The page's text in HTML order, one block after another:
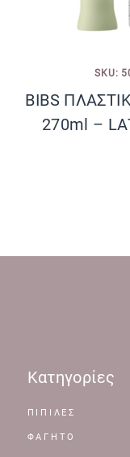
SKU:
BIBS
270ml –
Κατηγορίες
ΠΙΠΙΛΕΣ
ΦΑΓΗΤΟ